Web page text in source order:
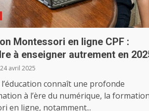
Montessori en ligne CPF :
à enseigner autrement en
24 avril 2025
connaît une profonde
à l’ère du numérique, la
en ligne, notamment...